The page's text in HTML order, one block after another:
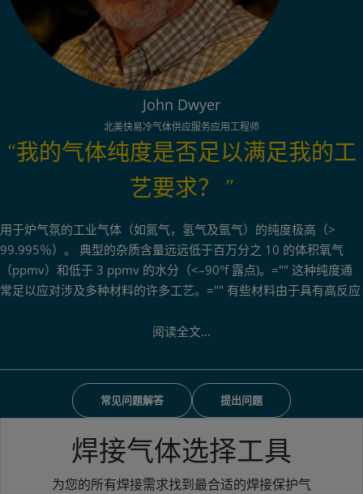
John Dwyer
北美快易冷气体供应服务应用工程师
“我的气体纯度是否足以满足我的工
艺要求？ ”
用于炉气氛的工业气体（如氮气，氢气及氩气）的纯度极高（>
99.995％）。 典型的杂质含量远远低于百万分之 10 的体积氧气
（ppmv）和低于 3 ppmv 的水分（<–90°f 露点)。="" 这种纯度通
常足以应对涉及多种材料的许多工艺。="" 有些材料由于具有高反应
大宗或鱼雷车方式供应的气体。="" 有些设施安装了在线净化器，以
="" 有时在供应氩气的情况下，有必要除去微量的氮杂质。="">
阅读全文...
常见问题解答 提出问题
焊接气体选择工具
为您的所有焊接需求找到最合适的焊接保护气